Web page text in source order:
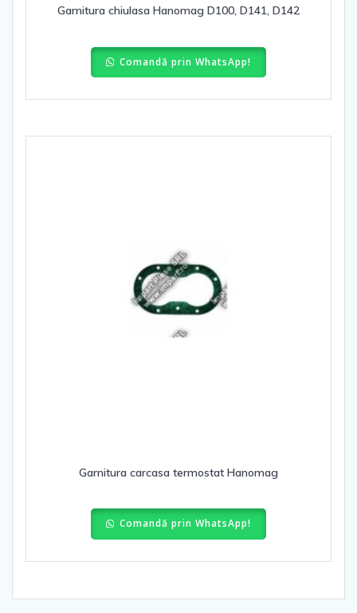
Garnitura chiulasa Hanomag D100, D141, D142
Comandă prin WhatsApp!
Garnitura carcasa termostat Hanomag
Comandă prin WhatsApp!